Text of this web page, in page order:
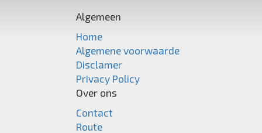
Algemeen
Home
Algemene voorwaarde
Disclamer
Privacy Policy
Over ons
Contact
Route